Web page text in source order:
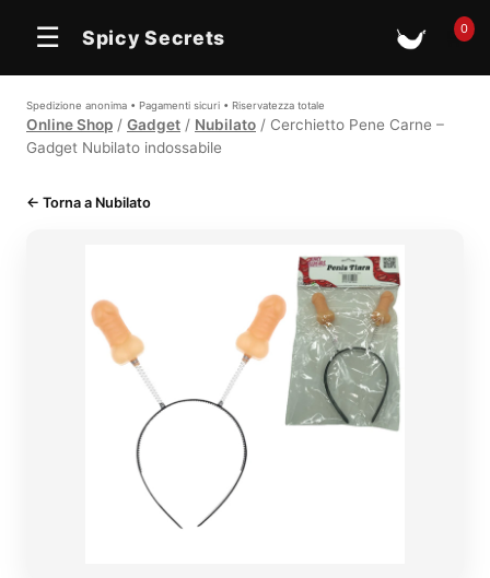
☰ Spicy Secrets 🛒0
Spedizione anonima • Pagamenti sicuri • Riservatezza totale
Online Shop / Gadget / Nubilato / Cerchietto Pene Carne –
Gadget Nubilato indossabile
← Torna a Nubilato